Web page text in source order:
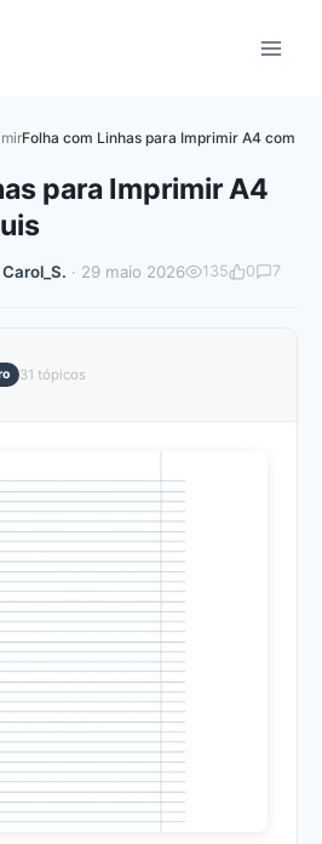
Folha com Linhas para Imprimir A4 com
para Imprimir A4
Carol_S. · 29 maio 2026 135 0 7
31 tópicos